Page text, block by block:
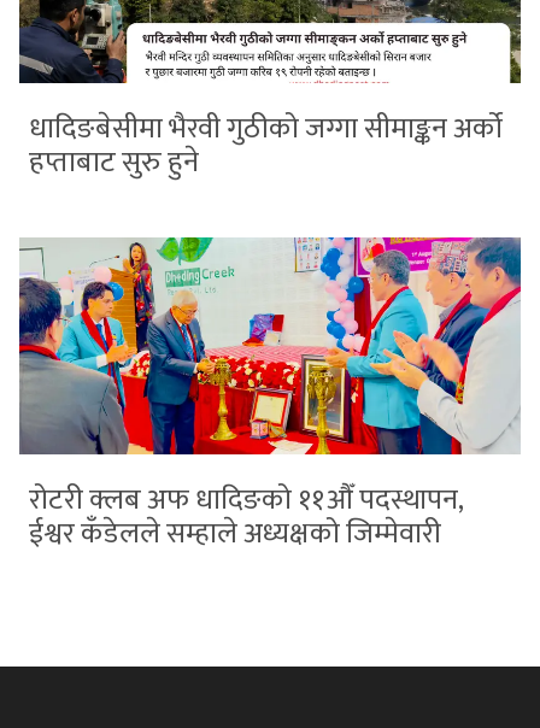
धादिङबेसीमा भैरवी गुठीको जग्गा सीमाङ्कन अर्को
हप्ताबाट सुरु हुने
रोटरी क्लब अफ धादिङको ११औँ पदस्थापन,
ईश्वर कँडेलले सम्हाले अध्यक्षको जिम्मेवारी